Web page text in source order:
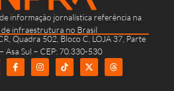
informação jornalística referência na
de infraestrutura no Brasil
Quadra 502, Bloco C, LOJA 37, Parte
Asa Sul – CEP: 70.330-530